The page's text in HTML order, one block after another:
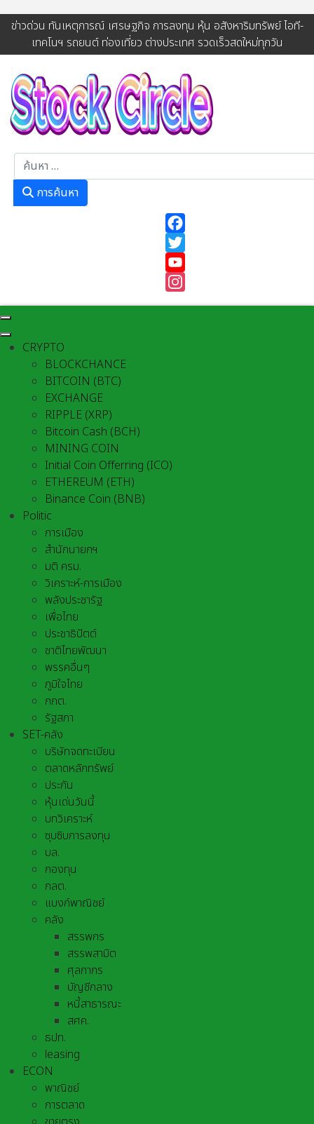
ข่าวด่วน ทันเหตุการณ์ เศรษฐกิจ การลงทุน หุ้น อสังหาริมทรัพย์ ไอที-
เทคโนฯ รถยนต์ ท่องเที่ยว ต่างประเทศ รวดเร็วสดใหม่ทุกวัน
การค้นหา
Instagram
CRYPTO
BLOCKCHANCE
BITCOIN (BTC)
EXCHANGE
RIPPLE (XRP)
Bitcoin Cash (BCH)
MINING COIN
Initial Coin Offerring (ICO)
ETHEREUM (ETH)
Binance Coin (BNB)
Politic
การเมือง
สำนักนายกฯ
มติ ครม.
วิเคราะห์-การเมือง
พลังประชารัฐ
เพื่อไทย
ประชาธิปัตต์
ชาติไทยพัฒนา
พรรคอื่นๆ
ภูมิใจไทย
กกต.
รัฐสภา
SET-คลัง
บริษัทจดทะเบียน
ตลาดหลักทรัพย์
ประกัน
หุ้นเด่นวันนี้
บทวิเคราะห์
ซุบซิบการลงทุน
บล.
กองทุน
กลต.
แบงก์พาณิชย์
คลัง
สรรพกร
สรรพสามิต
ศุลกากร
บัญชีกลาง
หนี้สาธารณะ
สศค.
ธปท.
leasing
ECON
พาณิชย์
การตลาด